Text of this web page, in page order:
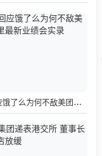
蒋凡回应饿了么为何不敌美团｜阿里最新业绩会实录